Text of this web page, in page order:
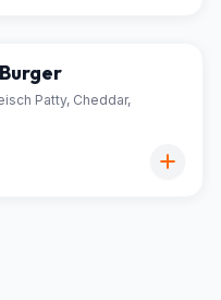
Patty, Cheddar,